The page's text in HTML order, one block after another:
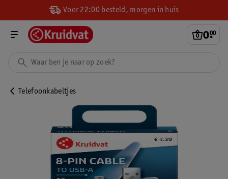
Voor 22:00 besteld, morgen in huis
0.
00
Telefoonkabeltjes